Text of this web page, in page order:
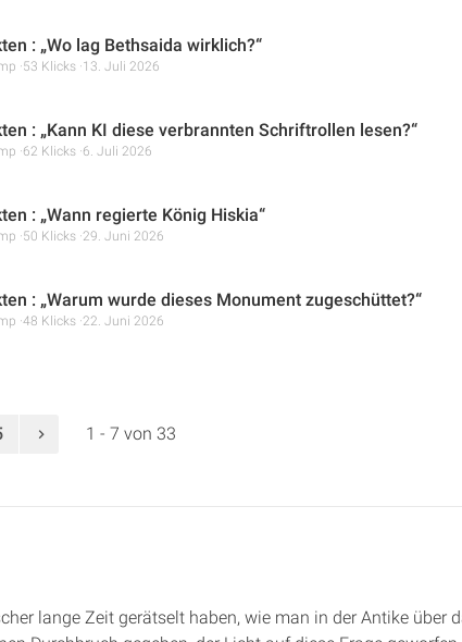
: „Wo lag Bethsaida wirklich?“
53 Klicks 13. Juli 2026
: „Kann KI diese verbrannten Schriftrollen lesen?“
62 Klicks 6. Juli 2026
: „Wann regierte König Hiskia“
50 Klicks 29. Juni 2026
: „Warum wurde dieses Monument zugeschüttet?“
48 Klicks 22. Juni 2026
1 - 7 von 33
lange Zeit gerätselt haben, wie man in der Antike über